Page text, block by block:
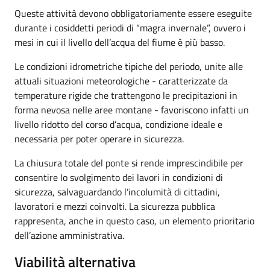
Queste attività devono obbligatoriamente essere eseguite
durante i cosiddetti periodi di “magra invernale”, ovvero i
mesi in cui il livello dell’acqua del fiume è più basso.
Le condizioni idrometriche tipiche del periodo, unite alle
attuali situazioni meteorologiche - caratterizzate da
temperature rigide che trattengono le precipitazioni in
forma nevosa nelle aree montane - favoriscono infatti un
livello ridotto del corso d’acqua, condizione ideale e
necessaria per poter operare in sicurezza.
La chiusura totale del ponte si rende imprescindibile per
consentire lo svolgimento dei lavori in condizioni di
sicurezza, salvaguardando l’incolumità di cittadini,
lavoratori e mezzi coinvolti. La sicurezza pubblica
rappresenta, anche in questo caso, un elemento prioritario
dell’azione amministrativa.
Viabilità alternativa